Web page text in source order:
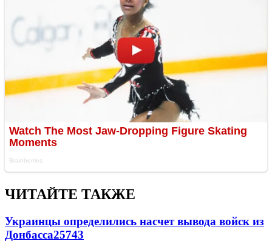
ЧИТАЙТЕ ТАКЖЕ
Украинцы определились насчет вывода войск из
Донбасса25743